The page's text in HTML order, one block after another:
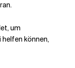
um
können,